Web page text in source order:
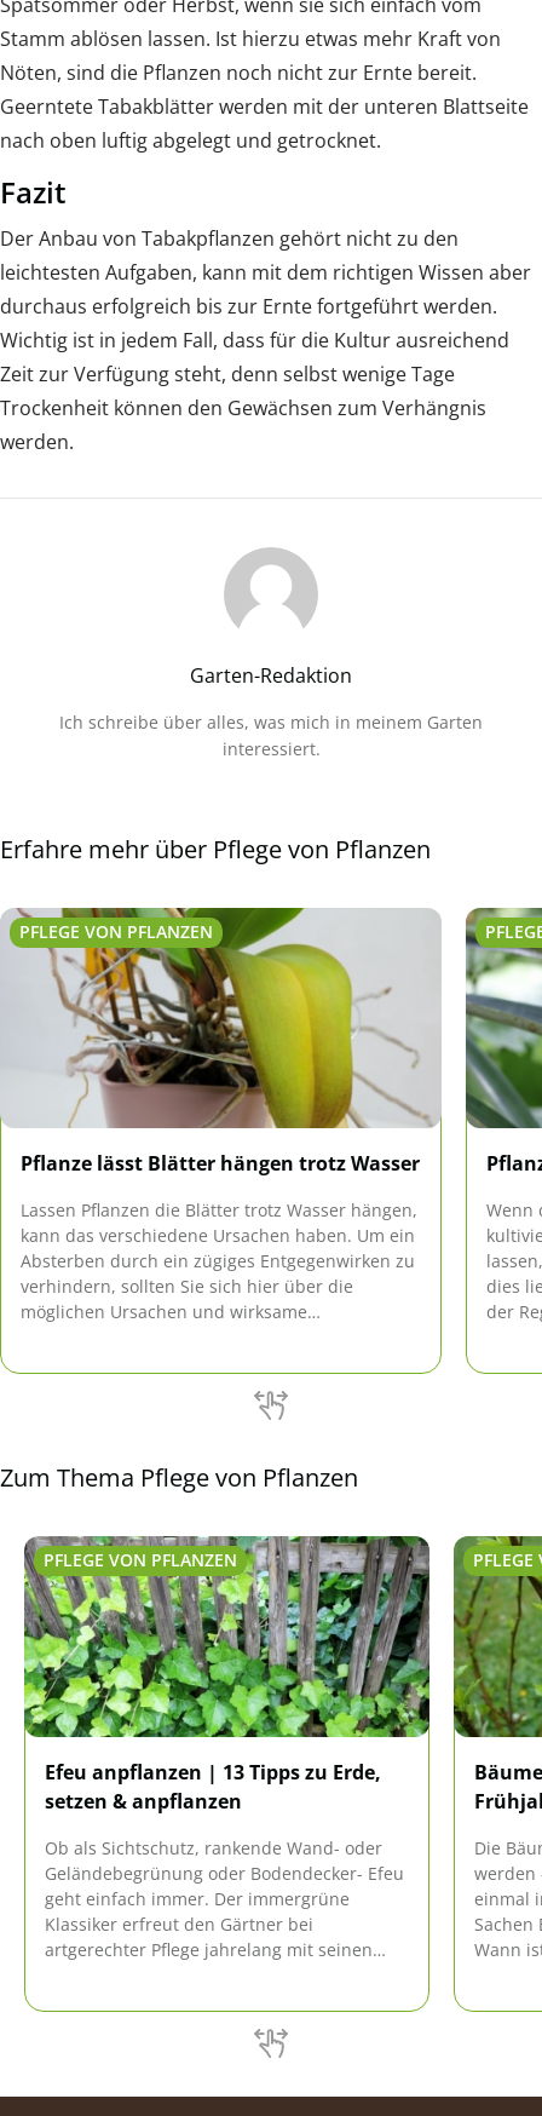
Stamm ablösen lassen. Ist hierzu etwas mehr Kraft von
Nöten, sind die Pflanzen noch nicht zur Ernte bereit.
Geerntete Tabakblätter werden mit der unteren Blattseite
nach oben luftig abgelegt und getrocknet.
Fazit
Der Anbau von Tabakpflanzen gehört nicht zu den
leichtesten Aufgaben, kann mit dem richtigen Wissen aber
durchaus erfolgreich bis zur Ernte fortgeführt werden.
Wichtig ist in jedem Fall, dass für die Kultur ausreichend
Zeit zur Verfügung steht, denn selbst wenige Tage
Trockenheit können den Gewächsen zum Verhängnis
werden.
Garten-Redaktion
Ich schreibe über alles, was mich in meinem Garten
interessiert.
Erfahre mehr über Pflege von Pflanzen
PFLEGE VON PFLANZEN
Pflanze lässt Blätter hängen trotz Wasser
Lassen Pflanzen die Blätter trotz Wasser hängen,
kann das verschiedene Ursachen haben. Um ein
Absterben durch ein zügiges Entgegenwirken zu
verhindern, sollten Sie sich hier über die
möglichen Ursachen und wirksame
Wenn
dies
der
Zum Thema Pflege von Pflanzen
PFLEGE VON PFLANZEN
Efeu anpflanzen | 13 Tipps zu Erde,
setzen & anpflanzen
Ob als Sichtschutz, rankende Wand- oder
Geländebegrünung oder Bodendecker- Efeu
geht einfach immer. Der immergrüne
Klassiker erfreut den Gärtner bei
artgerechter Pflege jahrelang mit seinen
diese Tipps berücksichtigen.
Die
werden
einmal
Wann